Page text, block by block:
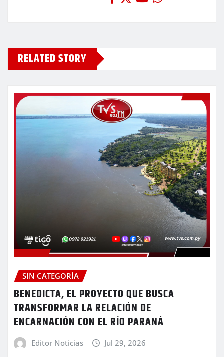
RELATED STORY
SIN CATEGORÍA
BENEDICTA, EL PROYECTO QUE BUSCA
TRANSFORMAR LA RELACIÓN DE
ENCARNACIÓN CON EL RÍO PARANÁ
Editor Noticias Jul 29, 2026